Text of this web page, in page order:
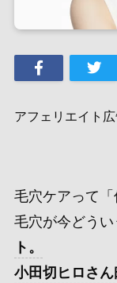
アフェリエイト
毛穴ケアって
毛穴が今どうい
ト。
小田切ヒロさ